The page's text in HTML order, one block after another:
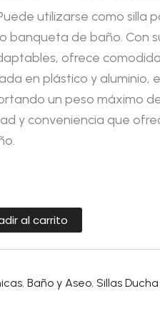
utilizarse como silla
banqueta de baño. Con
ofrece
en plástico y aluminio,
un peso máximo de
y conveniencia que
al carrito
, Baño y Aseo, Sillas